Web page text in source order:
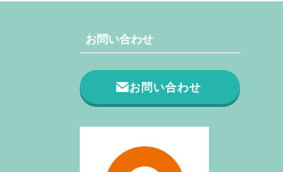
お問い合わせ
お問い合わせ